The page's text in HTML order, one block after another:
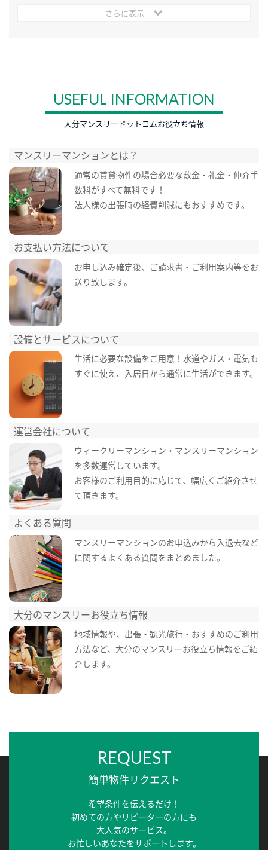
さらに表示
USEFUL INFORMATION
大分マンスリードットコムお役立ち情報
マンスリーマンションとは？
通常の賃貸物件の場合必要な敷金・礼金・仲介手
数料がすべて無料です！
法人様の出張時の経費削減にもおすすめです。
お支払い方法について
お申し込み確定後、ご請求書・ご利用案内等をお
送り致します。
設備とサービスについて
生活に必要な設備をご用意！水道やガス・電気も
すぐに使え、入居日から通常に生活ができます。
運営会社について
ウィークリーマンション・マンスリーマンション
を多数運営しています。
お客様のご利用目的に応じて、幅広くご紹介させ
て頂きます。
よくある質問
マンスリーマンションのお申込みから入退去など
に関するよくある質問をまとめました。
大分のマンスリーお役立ち情報
地域情報や、出張・観光旅行・おすすめのご利用
方法など、大分のマンスリーお役立ち情報をご紹
介します。
REQUEST
簡単物件リクエスト
希望条件を伝えるだけ！
初めての方やリピーターの方にも
大人気のサービス。
お忙しいあなたをサポートします。